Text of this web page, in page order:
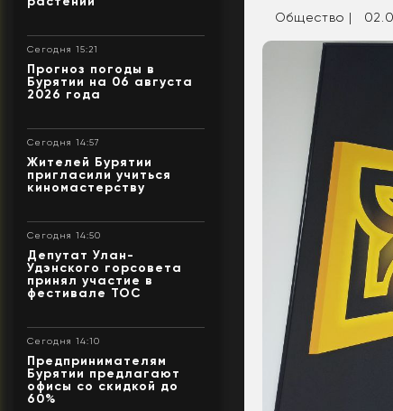
Сегодня 15:21
Прогноз погоды в
Бурятии на 06 августа
2026 года
Сегодня 14:57
Жителей Бурятии
пригласили учиться
киномастерству
Сегодня 14:50
Депутат Улан-
Удэнского горсовета
принял участие в
фестивале ТОС
Сегодня 14:10
Предпринимателям
Бурятии предлагают
офисы со скидкой до
60%
Общество |